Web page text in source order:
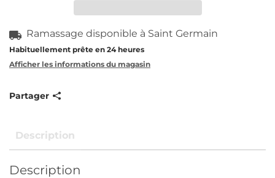
Ramassage disponible à Saint Germain
Habituellement prête en 24 heures
Afficher les informations du magasin
Partager
Description
Description